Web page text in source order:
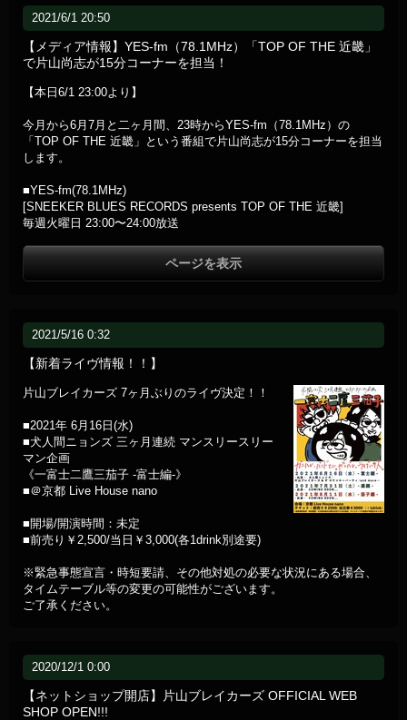
2021/6/1 20:50
【メディア情報】YES-fm（78.1MHz）「TOP OF THE 近畿」
で片山尚志が15分コーナーを担当！
【本日6/1 23:00より】
今月から6月7月と二ヶ月間、23時からYES-fm（78.1MHz）の
「TOP OF THE 近畿」という番組で片山尚志が15分コーナーを担当
します。
■YES-fm(78.1MHz)
[SNEEKER BLUES RECORDS presents TOP OF THE 近畿]
毎週火曜日 23:00〜24:00放送
ページを表示
2021/5/16 0:32
【新着ライヴ情報！！】
片山ブレイカーズ 7ヶ月ぶりのライヴ決定！！
■2021年 6月16日(水)
■犬人間ニョンズ 三ヶ月連続 マンスリースリー
マン企画
《一富士二鷹三茄子 -富士編-》
■＠京都 Live House nano
■開場/開演時間：未定
■前売り￥2,500/当日￥3,000(各1drink別途要)
※緊急事態宣言・時短要請、その他対処の必要な状況にある場合、
タイムテーブル等の変更の可能性がございます。
ご了承ください。
2020/12/1 0:00
【ネットショップ開店】片山ブレイカーズ OFFICIAL WEB
SHOP OPEN!!!